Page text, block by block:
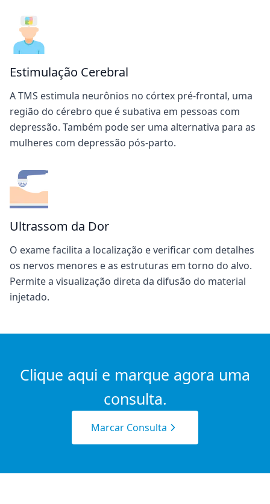
Estimulação Cerebral
A TMS estimula neurônios no córtex pré-frontal, uma
região do cérebro que é subativa em pessoas com
depressão. Também pode ser uma alternativa para as
mulheres com depressão pós-parto.
Ultrassom da Dor
O exame facilita a localização e verificar com detalhes
os nervos menores e as estruturas em torno do alvo.
Permite a visualização direta da difusão do material
injetado.
Clique aqui e marque agora uma
consulta.
Marcar Consulta